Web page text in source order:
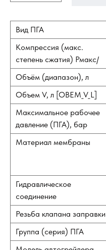
Вид ПГА
Компрессия (макс.
степень сжатия) Рмакс/
Объём (диапазон), л
Объем V, л [OBEM_V_L]
Максимальное рабочее
давление (ПГА), бар
Материал мембраны
Гидравлическое
соединение
Резьба клапана заправки
Группа (серия) ПГА